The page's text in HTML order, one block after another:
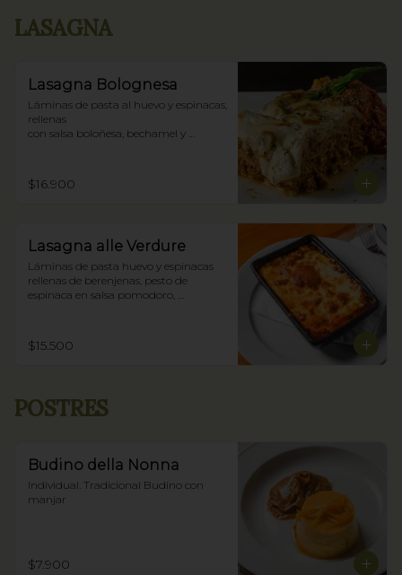
LASAGNA
Lasagna Bolognesa
Láminas de pasta al huevo y espinacas,
rellenas
con salsa boloñesa, bechamel y
$16.900
Lasagna alle Verdure
Láminas de pasta huevo y espinacas
rellenas de berenjenas, pesto de
espinaca en salsa pomodoro,
$15.500
POSTRES
Budino della Nonna
Individual. Tradicional Budino con
manjar
$7.900